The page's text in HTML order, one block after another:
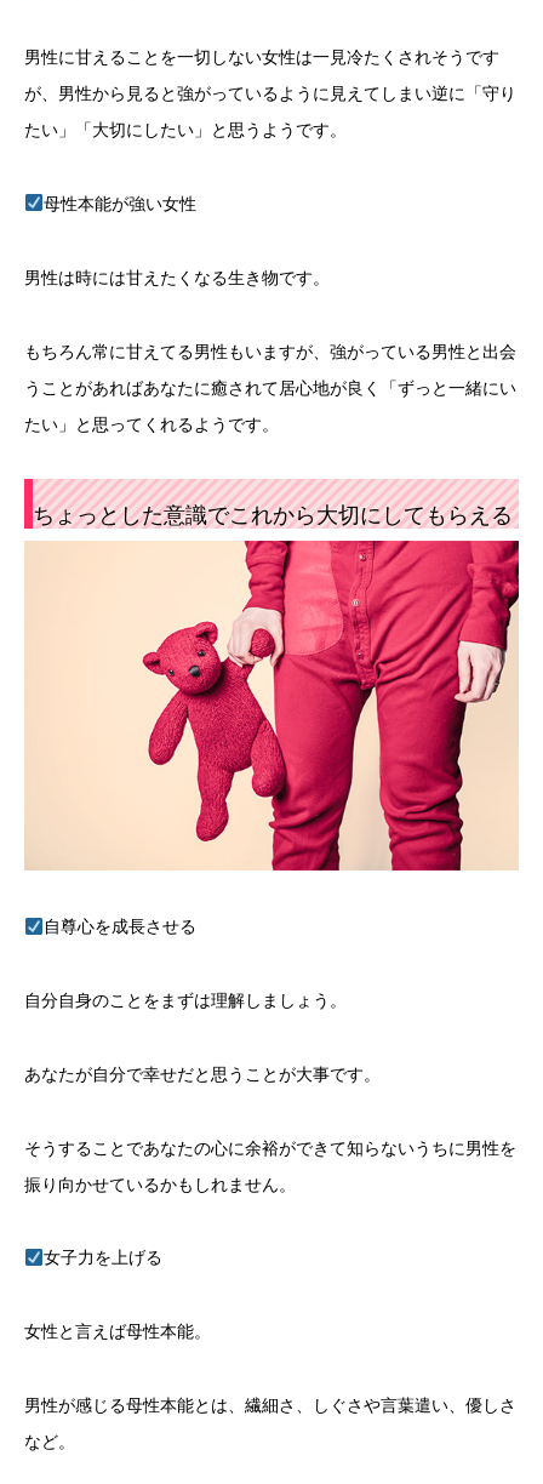
男性に甘えることを一切しない女性は一見冷たくされそうです
が、男性から見ると強がっているように見えてしまい逆に「守り
たい」「大切にしたい」と思うようです。
母性本能が強い女性
男性は時には甘えたくなる生き物です。
もちろん常に甘えてる男性もいますが、強がっている男性と出会
うことがあればあなたに癒されて居心地が良く「ずっと一緒にい
たい」と思ってくれるようです。
ちょっとした意識でこれから大切にしてもらえる
自尊心を成長させる
自分自身のことをまずは理解しましょう。
あなたが自分で幸せだと思うことが大事です。
そうすることであなたの心に余裕ができて知らないうちに男性を
振り向かせているかもしれません。
女子力を上げる
女性と言えば母性本能。
男性が感じる母性本能とは、繊細さ、しぐさや言葉遣い、優しさ
など。